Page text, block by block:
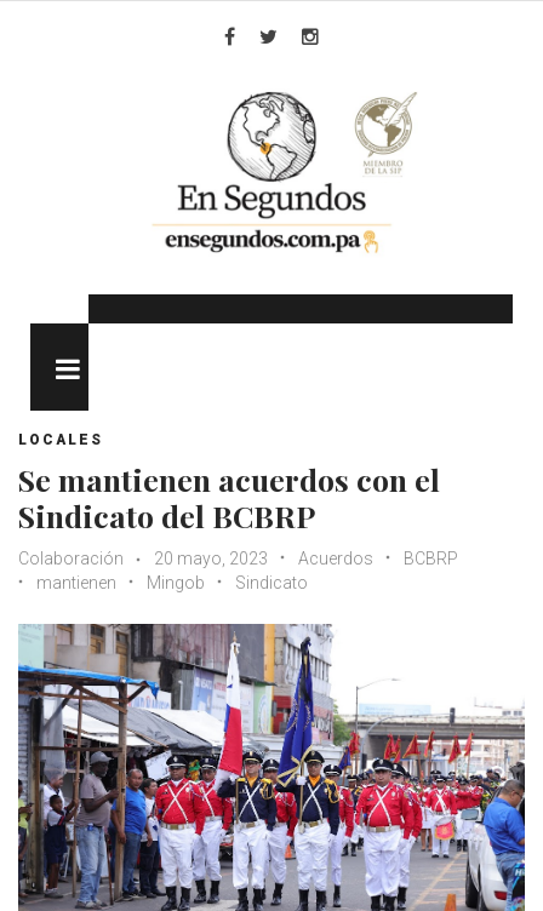
LOCALES
Se mantienen acuerdos con el
Sindicato del BCBRP
Colaboración 20 mayo, 2023 Acuerdos
BCBRP
mantienen
Mingob Sindicato